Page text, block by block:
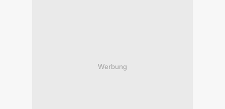
Werbung